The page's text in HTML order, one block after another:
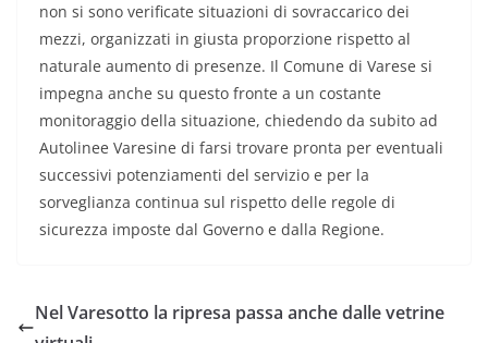
non si sono verificate situazioni di sovraccarico dei
mezzi, organizzati in giusta proporzione rispetto al
naturale aumento di presenze. Il Comune di Varese si
impegna anche su questo fronte a un costante
monitoraggio della situazione, chiedendo da subito ad
Autolinee Varesine di farsi trovare pronta per eventuali
successivi potenziamenti del servizio e per la
sorveglianza continua sul rispetto delle regole di
sicurezza imposte dal Governo e dalla Regione.
Nel Varesotto la ripresa passa anche dalle vetrine